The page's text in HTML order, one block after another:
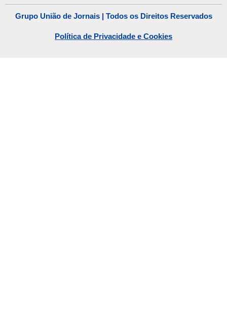
Grupo União de Jornais | Todos os Direitos Reservados
Política de Privacidade e Cookies